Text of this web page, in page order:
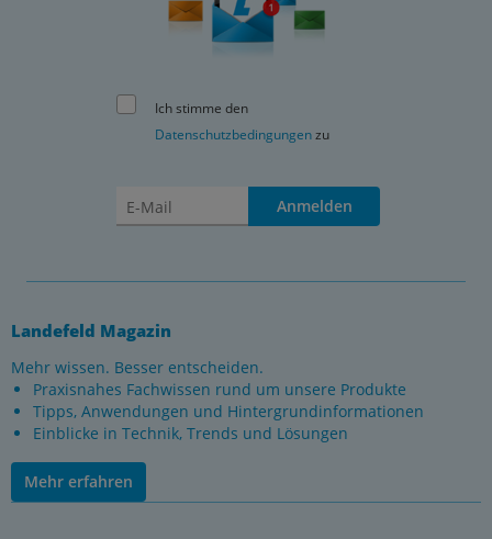
Ich stimme den
Datenschutzbedingungenzu
Anmelden
Landefeld Magazin
Mehr wissen. Besser entscheiden.
Praxisnahes Fachwissen rund um unsere Produkte
Tipps, Anwendungen und Hintergrundinformationen
Einblicke in Technik, Trends und Lösungen
Mehr erfahren